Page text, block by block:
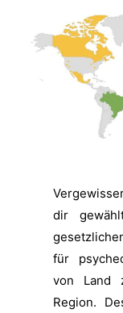
dir
für
von Land
Region.